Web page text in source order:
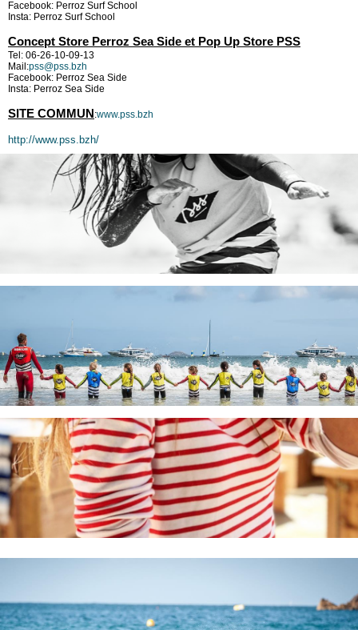
Facebook: Perroz Surf School
Insta: Perroz Surf School
Concept Store Perroz Sea Side et Pop Up Store PSS
Tel: 06-26-10-09-13
Mail:pss@pss.bzh
Facebook: Perroz Sea Side
Insta: Perroz Sea Side
SITE COMMUN:www.pss.bzh
http://www.pss.bzh/